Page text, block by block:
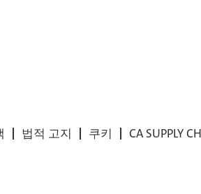
법적 고지 쿠키 CA SUPPLY